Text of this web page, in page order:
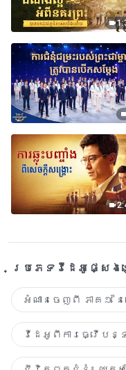
ប្រភេទ​វីដេអូ​ផ្សេង​
អំណានចេញពី ភាគ១
វីដេអូពីការធ្វើប